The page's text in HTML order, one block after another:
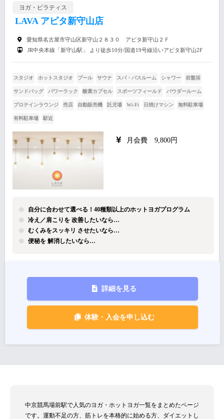
ヨガ・ピラティス
LAVA アピタ新守山店
愛知県名古屋市守山区新守山２８３０ アピタ新守山２Ｆ
JR中央本線「新守山駅」 より徒歩10分/国道19号線沿いアピタ新守山2F
スタジオ ホットスタジオ プール サウナ スパ・バスルーム シャワー 岩盤浴
サンドバッグ パワーラック 酸素カプセル スポーツフィールド パウダールーム
プロテインラウンジ 売店 自動販売機 託児場 Wi-Fi 日焼けマシン 無料駐車場
有料駐車場 駅近
月会費 9,800円
自分に合わせて選べる！40種類以上のホットヨガプログラム
冷え／肩こりを 改善したいなら…
むくみをスッキリ させたいなら…
便秘を 解消したいなら…
詳細を見る
体験・入会を申し込む
中京競馬場前駅で人気のヨガ・ホットヨガ一覧をまとめたページ
です。運動不足の方、筋トレを本格的に始める方、ダイエットし